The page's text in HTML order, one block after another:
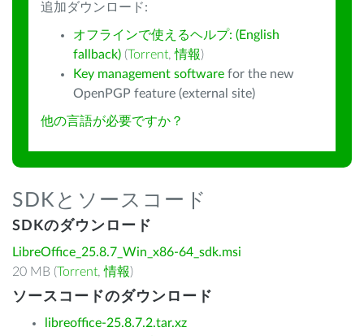
追加ダウンロード:
オフラインで使えるヘルプ: (English
fallback) (Torrent,情報)
Key management software for the new
OpenPGP feature (external site)
他の言語が必要ですか？
SDKとソースコード
SDKのダウンロード
LibreOffice_25.8.7_Win_x86-64_sdk.msi
20 MB (Torrent,情報)
ソースコードのダウンロード
libreoffice-25.8.7.2.tar.xz